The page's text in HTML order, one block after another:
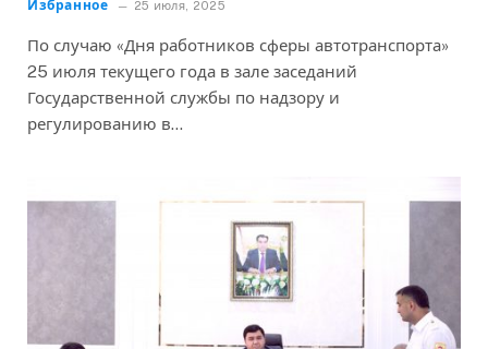
Избранное 25 июля, 2025
По случаю «Дня работников сферы автотранспорта»
25 июля текущего года в зале заседаний
Государственной службы по надзору и
регулированию в…